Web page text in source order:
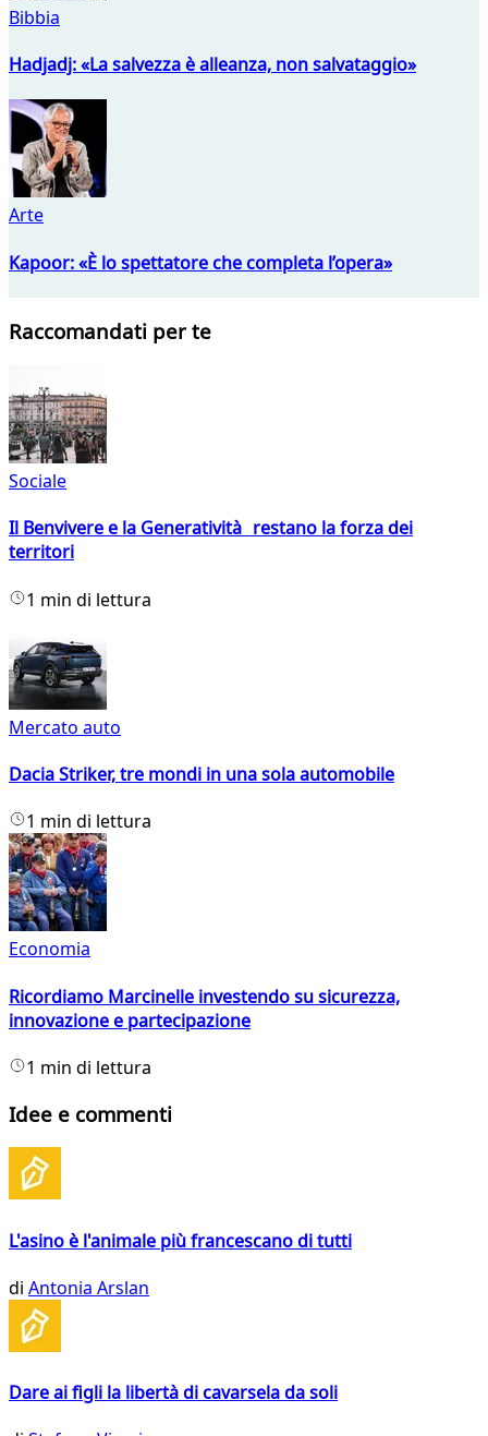
Bibbia
Hadjadj: «La salvezza è alleanza, non salvataggio»
Arte
Kapoor: «È lo spettatore che completa l’opera»
Raccomandati per te
Sociale
Il Benvivere e la Generatività restano la forza dei
territori
1 min di lettura
Mercato auto
Dacia Striker, tre mondi in una sola automobile
1 min di lettura
Economia
Ricordiamo Marcinelle investendo su sicurezza,
innovazione e partecipazione
1 min di lettura
Idee e commenti
L'asino è l'animale più francescano di tutti
di Antonia Arslan
Dare ai figli la libertà di cavarsela da soli